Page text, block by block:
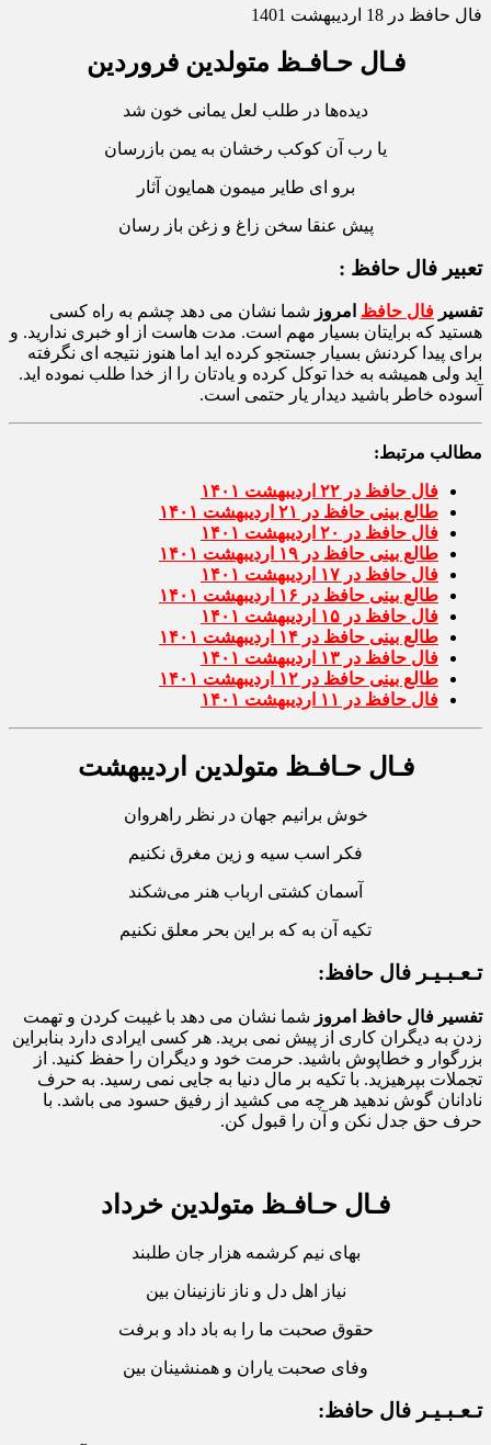
فال حافظ در 18 اردیبهشت 1401
فـال حـافـظ متولدین فروردین
دیده‌ها در طلب لعل یمانی خون شد
یا رب آن کوکب رخشان به یمن بازرسان
برو ای طایر میمون همایون آثار
پیش عنقا سخن زاغ و زغن باز رسان
تعبیر فال حافظ :
تفسیر فال حافظ امروز شما نشان می دهد چشم به راه کسی
هستید که برایتان بسیار مهم است. مدت هاست از او خبری ندارید. و
برای پیدا کردنش بسیار جستجو کرده اید اما هنوز نتیجه ای نگرفته
اید ولی همیشه به خدا توکل کرده و یادتان را از خدا طلب نموده اید.
آسوده خاطر باشید دیدار یار حتمی است.
مطالب مرتبط:
فال حافظ در ۲۲ اردیبهشت ۱۴۰۱
طالع بینی حافظ در ۲۱ اردیبهشت ۱۴۰۱
فال حافظ در ۲۰ اردیبهشت ۱۴۰۱
طالع بینی حافظ در ۱۹ اردیبهشت ۱۴۰۱
فال حافظ در ۱۷ اردیبهشت ۱۴۰۱
طالع بینی حافظ در ۱۶ اردیبهشت ۱۴۰۱
فال حافظ در ۱۵ اردیبهشت ۱۴۰۱
طالع بینی حافظ در ۱۴ اردیبهشت ۱۴۰۱
فال حافظ در ۱۳ اردیبهشت ۱۴۰۱
طالع بینی حافظ در ۱۲ اردیبهشت ۱۴۰۱
فال حافظ در ۱۱ اردیبهشت ۱۴۰۱
فـال حـافـظ متولدین اردیبهشت
خوش برانیم جهان در نظر راهروان
فکر اسب سیه و زین مغرق نکنیم
آسمان کشتی ارباب هنر می‌شکند
تکیه آن به که بر این بحر معلق نکنیم
تـعـبـیـر فال حافظ:
تفسیر فال حافظ امروز شما نشان می دهد با غیبت کردن و تهمت
زدن به دیگران کاری از پیش نمی برید. هر کسی ایرادی دارد بنابراین
بزرگوار و خطاپوش باشید. حرمت خود و دیگران را حفظ کنید. از
تجملات بپرهیزید. با تکیه بر مال دنیا به جایی نمی رسید. به حرف
نادانان گوش ندهید هر چه می کشید از رفیق حسود می باشد. با
حرف حق جدل نکن و آن را قبول کن.
فـال حـافـظ متولدین خرداد
بهای نیم کرشمه هزار جان طلبند
نیاز اهل دل و ناز نازنینان بین
حقوق صحبت ما را به باد داد و برفت
وفای صحبت یاران و همنشینان بین
تـعـبـیـر فال حافظ: